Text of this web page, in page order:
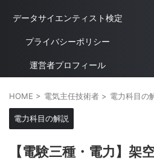
データサイエンティスト検定
プライバシーポリシー
運営者プロフィール
HOME > 電気主任技術者 > 電力科目の
電力科目の解説
【電験三種・電力】架